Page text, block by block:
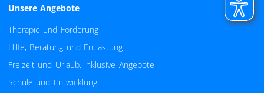
Unsere Angebote
Navigation überspringen
Therapie und Förderung
Hilfe, Beratung und Entlastung
Freizeit und Urlaub, inklusive Angebote
Schule und Entwicklung